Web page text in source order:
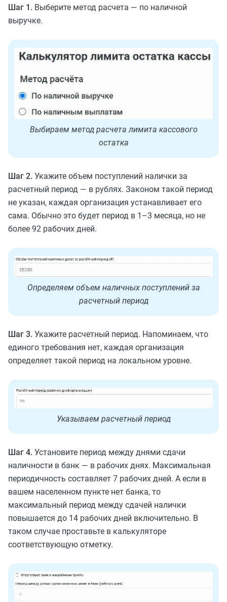
Шаг 1. Выберите метод расчета — по наличной
выручке.
Выбираем метод расчета лимита кассового
остатка
Шаг 2. Укажите объем поступлений налички за
расчетный период — в рублях. Законом такой период
не указан, каждая организация устанавливает его
сама. Обычно это будет период в 1–3 месяца, но не
более 92 рабочих дней.
Определяем объем наличных поступлений за
расчетный период
Шаг 3. Укажите расчетный период. Напоминаем, что
единого требования нет, каждая организация
определяет такой период на локальном уровне.
Указываем расчетный период
Шаг 4. Установите период между днями сдачи
наличности в банк — в рабочих днях. Максимальная
периодичность составляет 7 рабочих дней. А если в
вашем населенном пункте нет банка, то
максимальный период между сдачей налички
повышается до 14 рабочих дней включительно. В
таком случае проставьте в калькуляторе
соответствующую отметку.